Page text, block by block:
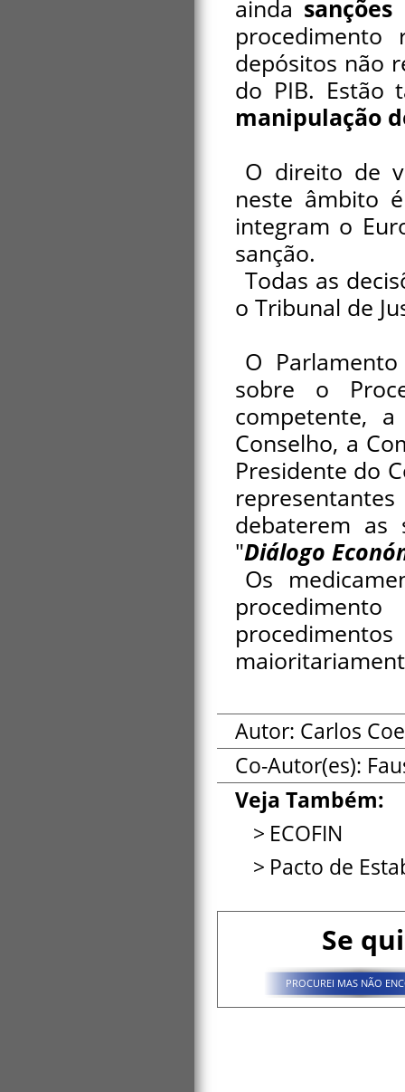
ainda
procedimento
depósitos não
do PIB. Estão
manipulação
O direito de
neste âmbito
integram o
sanção.
Todas as
o Tribunal de
O
sobre o
competente,
Conselho, a
Presidente do
debaterem
"Diálogo
Os
Autor: Carlos
Co-Autor(es):
Veja Também:
ECOFIN
Pacto de
Se
PROCUREI MAS NÃO